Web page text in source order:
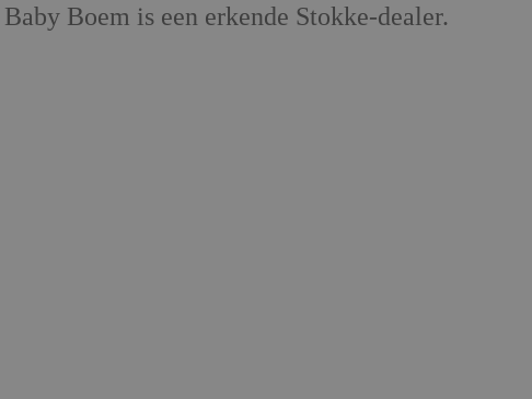
Boem is een erkende Stokke-dealer.